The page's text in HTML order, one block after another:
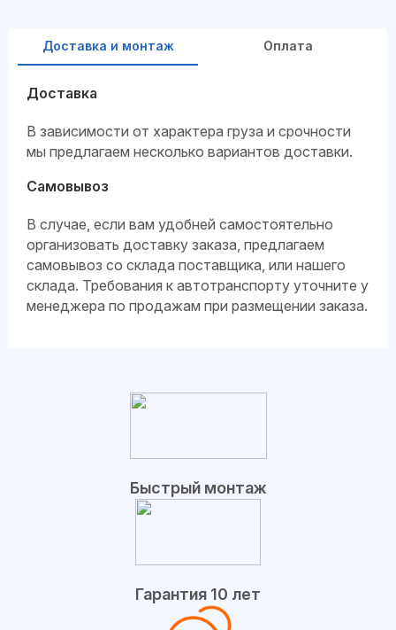
Доставка и монтаж Оплата
Доставка
В зависимости от характера груза и срочности
мы предлагаем несколько вариантов доставки.
Самовывоз
В случае, если вам удобней самостоятельно
организовать доставку заказа, предлагаем
самовывоз со склада поставщика, или нашего
склада. Требования к автотранспорту уточните у
менеджера по продажам при размещении заказа.
Быстрый монтаж
Гарантия 10 лет